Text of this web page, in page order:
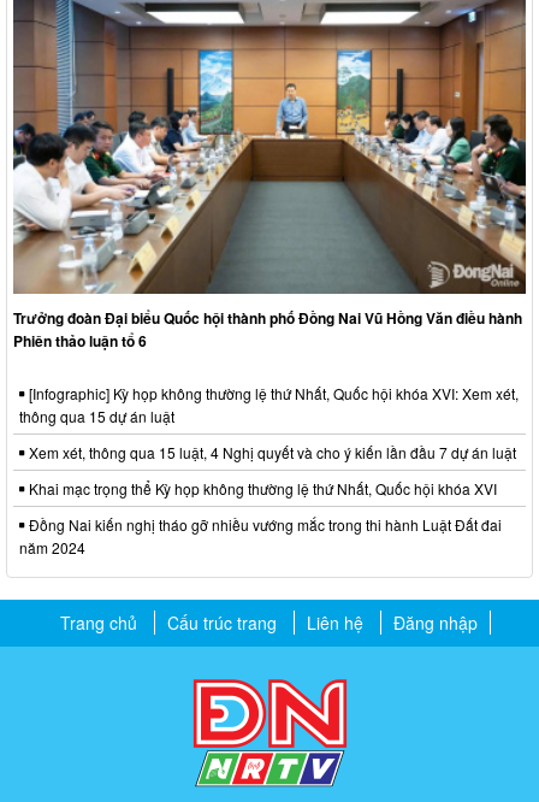
Trưởng đoàn Đại biểu Quốc hội thành phố Đồng Nai Vũ Hồng Văn điều hành
Phiên thảo luận tổ 6
[Infographic] Kỳ họp không thường lệ thứ Nhất, Quốc hội khóa XVI: Xem xét,
thông qua 15 dự án luật
Xem xét, thông qua 15 luật, 4 Nghị quyết và cho ý kiến lần đầu 7 dự án luật
Khai mạc trọng thể Kỳ họp không thường lệ thứ Nhất, Quốc hội khóa XVI
Đồng Nai kiến nghị tháo gỡ nhiều vướng mắc trong thi hành Luật Đất đai
năm 2024
Trang chủ Cấu trúc trang Liên hệ Đăng nhập